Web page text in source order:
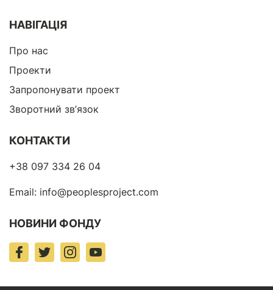
НАВІГАЦІЯ
Про нас
Проекти
Запропонувати проект
Зворотний зв’язок
КОНТАКТИ
+38 097 334 26 04
Email: info@peoplesproject.com
НОВИНИ ФОНДУ